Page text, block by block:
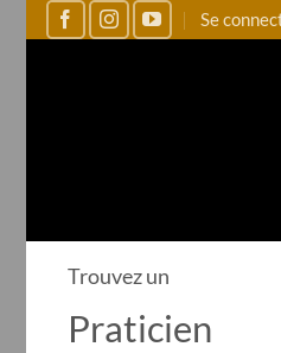
Se
Trouvez un
Praticien